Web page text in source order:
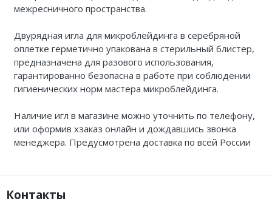
межресничного пространства.
Двурядная игла для микроблейдинга в серебряной
оплетке герметично упакована в стерильный блистер,
предназначена для разового использования,
гарантированно безопасна в работе при соблюдении
гигиенических норм мастера микроблейдинга.
Наличие игл в магазине можно уточнить по телефону,
или оформив хзаказ онлайн и дождавшись звонка
менеджера. Предусмотрена доставка по всей России
Контакты